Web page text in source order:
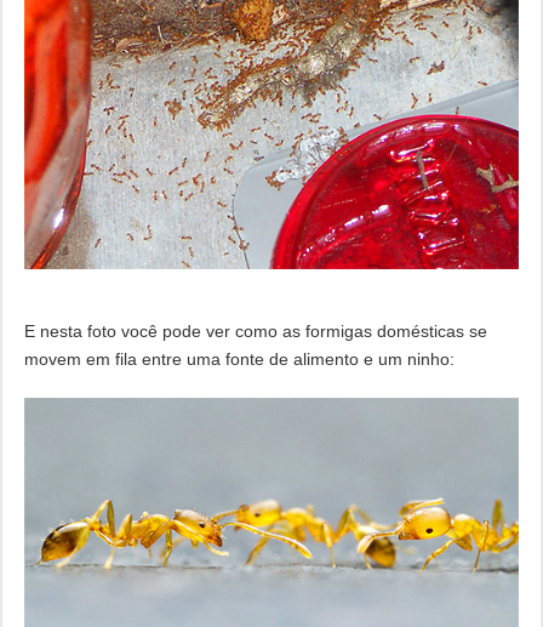
E nesta foto você pode ver como as formigas domésticas se
movem em fila entre uma fonte de alimento e um ninho: